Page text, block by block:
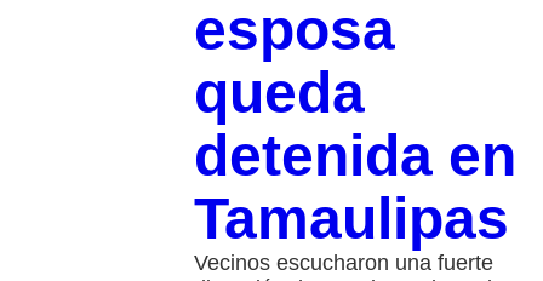
esposa
queda
detenida en
Tamaulipas
Vecinos escucharon una fuerte